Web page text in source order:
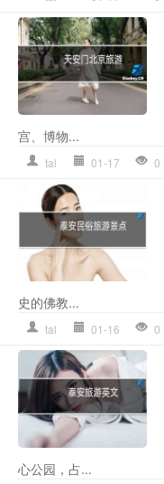
宫、博物...
tal 01-17 0
史的佛教...
tal 01-16 0
心公园，占...